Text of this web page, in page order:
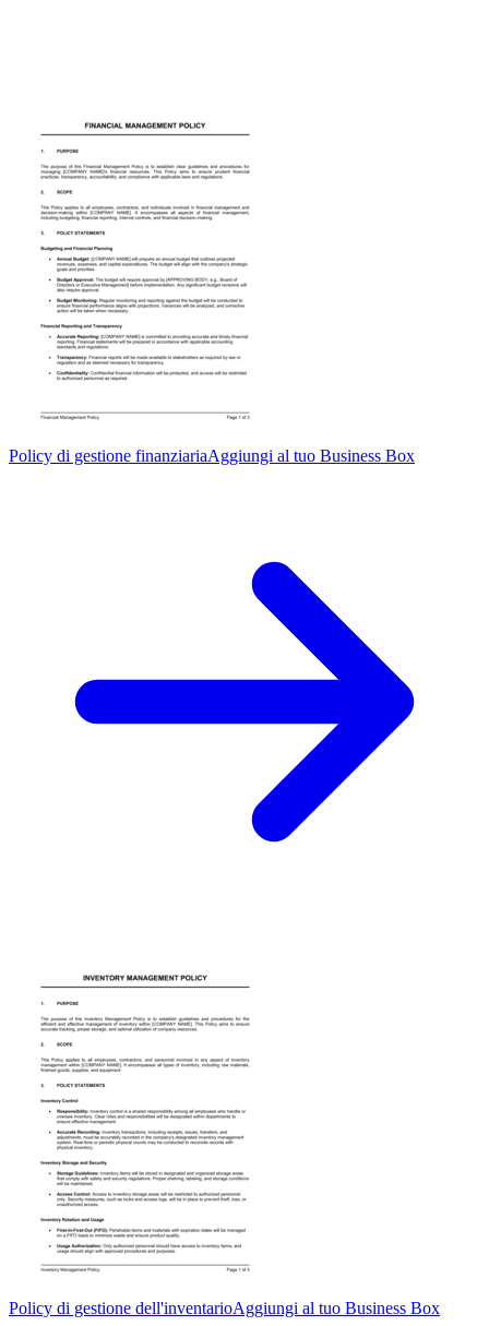
Policy di gestione finanziariaAggiungi al tuo Business Box
Policy di gestione dell'inventarioAggiungi al tuo Business Box